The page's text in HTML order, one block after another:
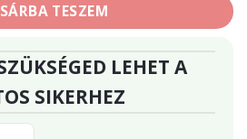
TESZEM
LEHET A
SIKERHEZ